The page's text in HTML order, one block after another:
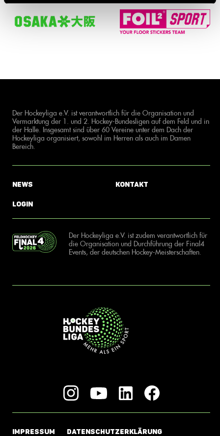
Der Hockeyliga e.V. ist verantwortlich für die Organisation und
Vermarktung der 1. und 2. Hockey-Bundesligen auf dem Feld und in
der Halle. Insgesamt sind über 60 Vereine unter dem Dach der
Hockeyliga organisiert, sowohl im Herren als auch im Damen
Bereich.
News
Login
Kontakt
Der Hockeyliga e.V. ist zudem verantwortlich für
die Organisation und Durchführung der Final4
Events, der deutschen Hockey-Meisterschaften.
IMPRESSUM DATENSCHUTZERKLÄRUNG